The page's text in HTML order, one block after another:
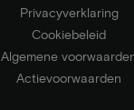
Privacyverklaring
Cookiebeleid
Algemene
Actievoorwaarden